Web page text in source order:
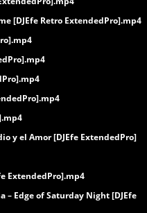
[DJEfe Retro ExtendedPro].mp4
y el Amor [DJEfe ExtendedPro]
ExtendedPro].mp4
– Edge of Saturday Night [DJEfe